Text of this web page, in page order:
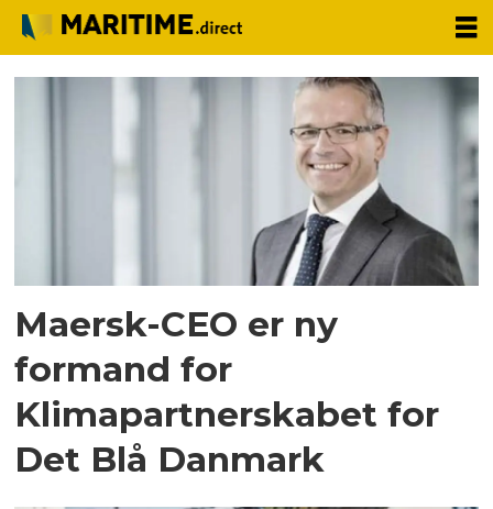
Tag:
Maersk-CEO er ny
formand for
Klimapartnerskabet for
Det Blå Danmark